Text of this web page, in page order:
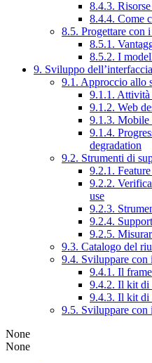
8.4.3.
8.4.4. Come
8.5. Progettare con
8.5.1.
8.5.2. I
9. Sviluppo dell’interfaccia
9.1. Approccio allo
9.1.1.
9.1.2. Web
9.1.3. Mobile
9.1.4.
degradation
9.2. Strumenti di
9.2.1.
9.2.2.
use
9.2.3.
9.2.4.
9.2.5.
9.3. Catalogo del
9.4. Sviluppare con
9.4.1. Il
9.4.2. Il kit di
9.4.3. Il kit di
9.5. Sviluppare con
None
None